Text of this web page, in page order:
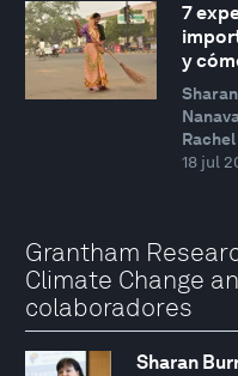
7
y
18 jul
Grantham
Climate Change
colaboradores
Sharan